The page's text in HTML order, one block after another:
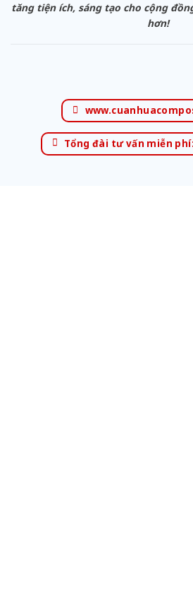
tăng tiện ích, sáng tạo cho cộng
hơn!
Tổng đài tư vấn miễn